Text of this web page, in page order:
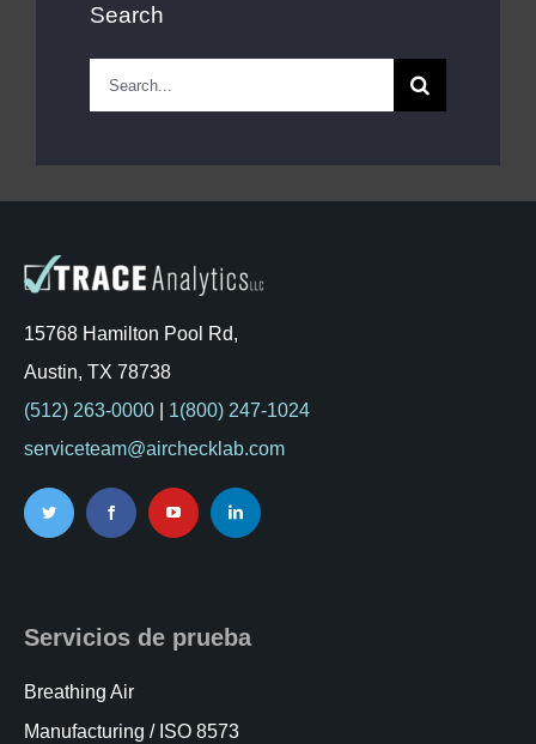
Search
Search
for:
15768 Hamilton Pool Rd,
Austin, TX 78738
(512) 263-0000| 1(800) 247-1024
serviceteam@airchecklab.com
Servicios de prueba
Breathing Air
Manufacturing / ISO 8573